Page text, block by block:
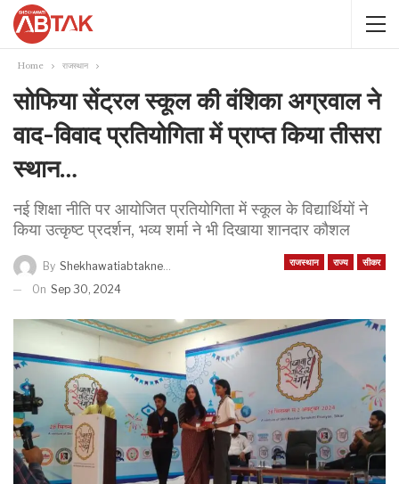
Home राजस्थान
सोफिया सेंट्रल स्कूल की वंशिका अग्रवाल ने
वाद-विवाद प्रतियोगिता में प्राप्त किया तीसरा
स्थान…
नई शिक्षा नीति पर आयोजित प्रतियोगिता में स्कूल के विद्यार्थियों ने
किया उत्कृष्ट प्रदर्शन, भव्य शर्मा ने भी दिखाया शानदार कौशल
राजस्थान राज्य सीकर
By Shekhawatiabtaknews
On Sep 30, 2024